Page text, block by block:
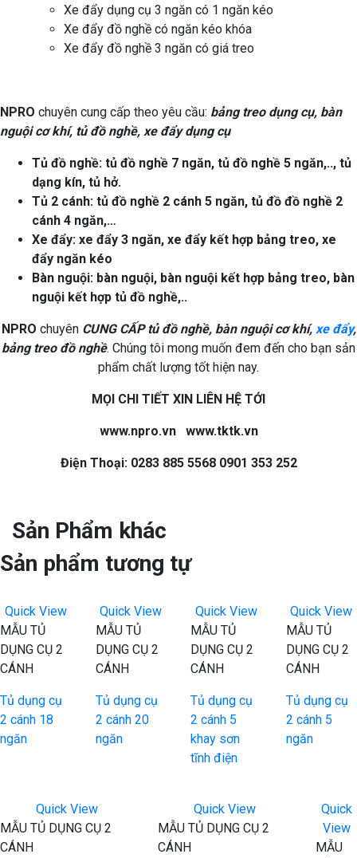
Xe đẩy dụng cụ 3 ngăn có 1 ngăn kéo
Xe đẩy đồ nghề có ngăn kéo khóa
Xe đẩy đồ nghề 3 ngăn có giá treo
NPRO chuyên cung cấp theo yêu cầu: bảng treo dụng cụ, bàn
nguội cơ khí, tủ đồ nghề, xe đẩy dụng cụ
Tủ đồ nghề: tủ đồ nghề 7 ngăn, tủ đồ nghề 5 ngăn,.., tủ
dạng kín, tủ hở.
Tủ 2 cánh: tủ đồ nghề 2 cánh 5 ngăn, tủ đồ đồ nghề 2
cánh 4 ngăn,…
Xe đẩy: xe đẩy 3 ngăn, xe đẩy kết hợp bảng treo, xe
đẩy ngăn kéo
Bàn nguội: bàn nguội, bàn nguội kết hợp bảng treo, bàn
nguội kết hợp tủ đồ nghề,..
NPRO chuyên CUNG CẤPtủ đồ nghề, bàn nguội cơ khí,xe đẩy,
bảng treo đồ nghề. Chúng tôi mong muốn đem đến cho bạn sản
phẩm chất lượng tốt hiện nay.
MỌI CHI TIẾT XIN LIÊN HỆ TỚI
www.npro.vn www.tktk.vn
Điện Thoại: 0283 885 5568 0901 353 252
Sản Phẩm khác
Sản phẩm tương tự
Quick View
MẪU TỦ
DỤNG CỤ 2
CÁNH
Tủ dụng cụ
2 cánh 18
ngăn
Quick View
MẪU TỦ
DỤNG CỤ 2
CÁNH
Tủ dụng cụ
2 cánh 20
ngăn
Quick View
MẪU TỦ
DỤNG CỤ 2
CÁNH
Tủ dụng cụ
2 cánh 5
khay sơn
tĩnh điện
Quick View
MẪU TỦ
DỤNG CỤ 2
CÁNH
Tủ dụng cụ
2 cánh 5
ngăn
Quick View
MẪU TỦ DỤNG CỤ 2
CÁNH
Quick View
MẪU TỦ DỤNG CỤ 2
CÁNH
Quick
View
MẪU